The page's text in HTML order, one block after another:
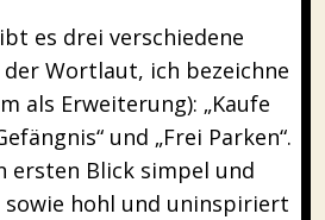
es drei verschiedene
der Wortlaut, ich bezeichne
als Erweiterung): „Kaufe
und „Frei Parken“.
ersten Blick simpel und
hohl und uninspiriert